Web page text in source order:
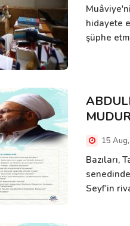
hidayete
şüphe
15
Bazıları,
Seyf'in